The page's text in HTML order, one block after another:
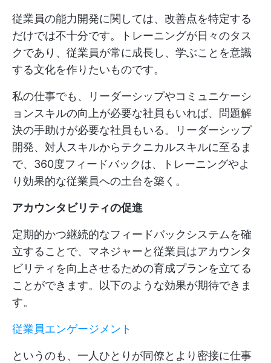
従業員の能力開発に関しては、改善点を特定する
だけでは不十分です。トレーニングが日々のタス
クであり、従業員が常に成長し、学ぶことを意識
する文化を作りたいものです。
私の仕事でも、リーダーシップやコミュニケーシ
ョンスキルの向上が必要な社員もいれば、問題解
決の手助けが必要な社員もいる。リーダーシップ
開発、対人スキルからテクニカルスキルに至るま
で、360度フィードバックは、トレーニングやよ
り効果的な従業員への土台を築く。
アカウンタビリティの促進
定期的かつ継続的なフィードバックシステムを確
立することで、マネジャーと従業員はアカウンタ
ビリティを向上させるための育成プランを立てる
ことができます。以下のような効果が期待できま
す。
従業員エンゲージメント
というのも、一人ひとりが同僚とより密接に仕事